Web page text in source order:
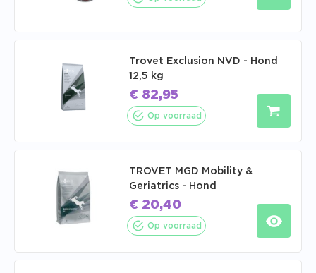
Trovet Exclusion NVD - Hond
12,5 kg
€ 82,95
Op voorraad
TROVET MGD Mobility &
Geriatrics - Hond
€ 20,40
Op voorraad